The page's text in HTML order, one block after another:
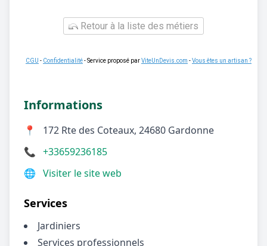
Retour à la liste des métiers
CGU - Confidentialité- Service proposé parViteUnDevis.com -Vous êtes un artisan ?
Informations
📍
172 Rte des Coteaux, 24680 Gardonne
📞 +33659236185
🌐 Visiter le site web
Services
Jardiniers
Services professionnels